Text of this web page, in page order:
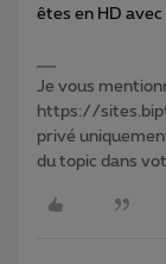
êtes en HD
Je vous
https://
privé
du topic dans